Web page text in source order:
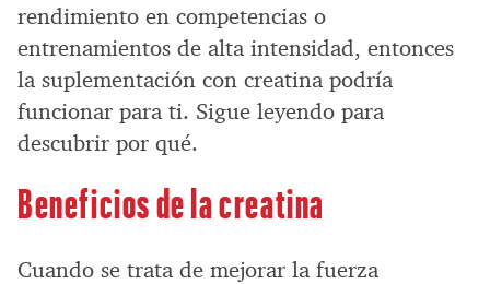
rendimiento en competencias o
entrenamientos de alta intensidad, entonces
la suplementación con creatina podría
funcionar para ti. Sigue leyendo para
descubrir por qué.
Beneficios de la creatina
Cuando se trata de mejorar la fuerza